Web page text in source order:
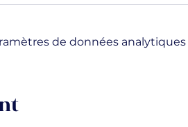
de données